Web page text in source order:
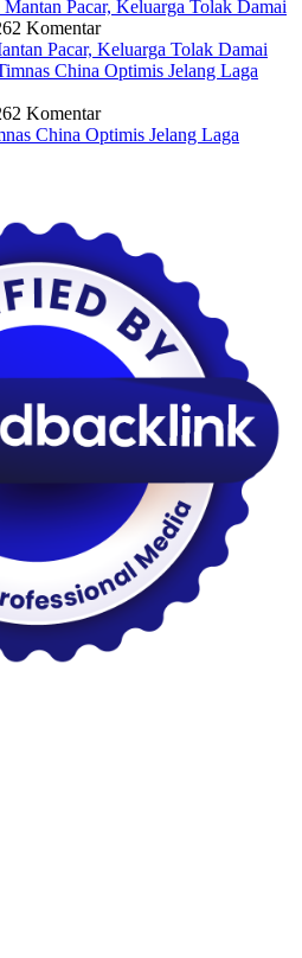
2 Komentar
Pacar, Keluarga Tolak Damai
2 Komentar
China Optimis Jelang Laga